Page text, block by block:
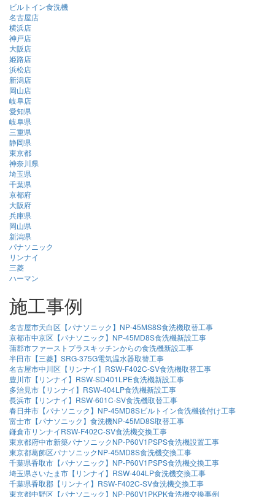
ビルトイン食洗機
名古屋店
横浜店
神戸店
大阪店
姫路店
浜松店
新潟店
岡山店
岐阜店
愛知県
岐阜県
三重県
静岡県
東京都
神奈川県
埼玉県
千葉県
京都府
大阪府
兵庫県
岡山県
新潟県
パナソニック
リンナイ
三菱
ハーマン
施工事例
名古屋市天白区【パナソニック】NP-45MS8S食洗機取替工事
京都市中京区【パナソニック】NP-45MD8S食洗機新設工事
蒲郡市ファーストプラスキッチンからの食洗機新設工事
半田市【三菱】SRG-375G電気温水器取替工事
名古屋市中川区【リンナイ】RSW-F402C-SV食洗機取替工事
豊川市【リンナイ】RSW-SD401LPE食洗機新設工事
多治見市【リンナイ】RSW-404LP食洗機新設工事
長浜市【リンナイ】RSW-601C-SV食洗機取替工事
春日井市【パナソニック】NP-45MD8Sビルトイン食洗機後付け工事
富士市【パナソニック】食洗機NP-45MD8S取替工事
鎌倉市リンナイRSW-F402C-SV食洗機交換工事
東京都府中市新築パナソニックNP-P60V1PSPS食洗機設置工事
東京都葛飾区パナソニックNP-45MD8S食洗機交換工事
千葉県香取市【パナソニック】NP-P60V1PSPS食洗機交換工事
埼玉県さいたま市【リンナイ】RSW-404LP食洗機交換工事
千葉県香取郡【リンナイ】RSW-F402C-SV食洗機交換工事
東京都中野区【パナソニック】NP-P60V1PKPK食洗機交換事例